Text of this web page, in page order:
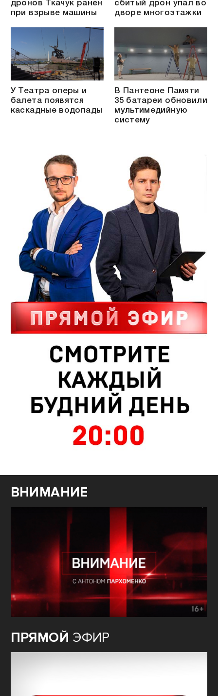
дронов Ткачук ранен
при взрыве машины
сбитый дрон упал во
дворе многоэтажки
У Театра оперы и
балета появятся
каскадные водопады
В Пантеоне Памяти
35 батареи обновили
мультимедийную
систему
ВНИМАНИЕ
ПРЯМОЙ ЭФИР